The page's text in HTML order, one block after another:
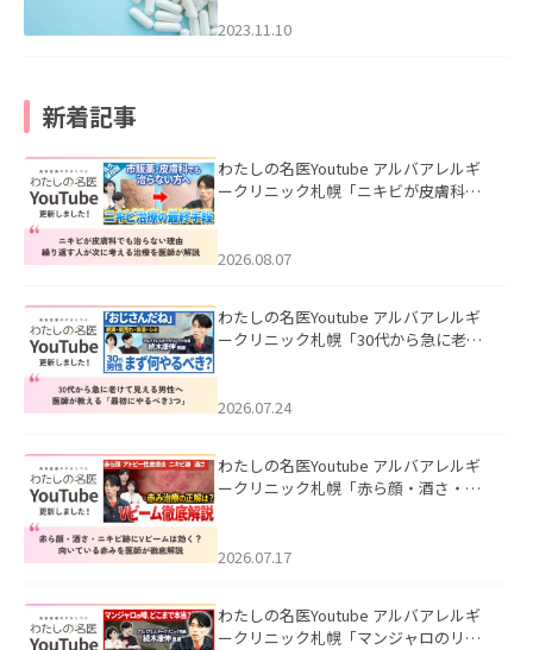
2023.11.10
新着記事
わたしの名医Youtube アルバアレルギ
ークリニック札幌「ニキビが皮膚科で
ました。
2026.08.07
わたしの名医Youtube アルバアレルギ
ークリニック札幌「30代から急に老け
た。
2026.07.24
わたしの名医Youtube アルバアレルギ
ークリニック札幌「赤ら顔・酒さ・ニ
した。
2026.07.17
わたしの名医Youtube アルバアレルギ
ークリニック札幌「マンジャロのリア